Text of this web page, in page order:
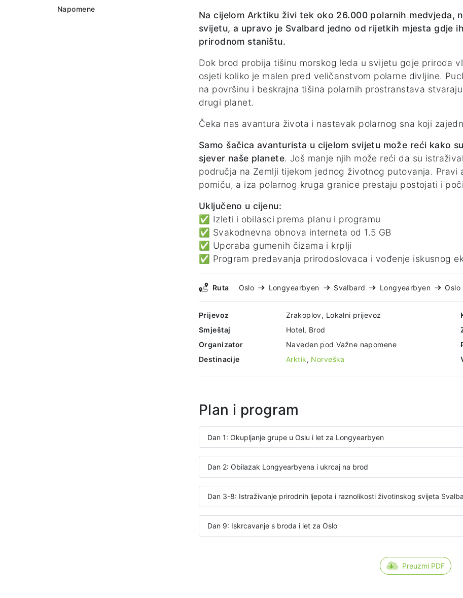
Napomene
Na cijelom Arktiku živi tek oko 26.000 polarnih medvjeda,
svijetu, a upravo je Svalbard jedno od rijetkih mjesta gdje
prirodnom staništu.
Dok brod probija tišinu morskog leda u svijetu gdje priroda
osjeti koliko je malen pred veličanstvom polarne divljine.
na površinu i beskrajna tišina polarnih prostranstava
drugi planet.
Čeka nas avantura života i nastavak polarnog sna koji
Samo šačica avanturista u cijelom svijetu može reći kako
sjever naše planete. Još manje njih može reći da su
područja na Zemlji tijekom jednog životnog putovanja.
pomiču, a iza polarnog kruga granice prestaju postojati i
Uključeno u cijenu:
✅ Izleti i obilasci prema planu i programu
✅ Svakodnevna obnova interneta od 1.5 GB
✅ Uporaba gumenih čizama i krplji
✅ Program predavanja prirodoslovaca i vođenje iskusnog
Ruta Oslo Longyearbyen Svalbard Longyearbyen Oslo
Prijevoz
Zrakoplov, Lokalni prijevoz
Smještaj
Hotel, Brod
Organizator
Naveden pod Važne napomene
Destinacije
Arktik, Norveška
Plan i program
Dan 1: Okupljanje grupe u Oslu i let za Longyearbyen
Dan 2: Obilazak Longyearbyena i ukrcaj na brod
Dan 3-8: Istraživanje prirodnih ljepota i raznolikosti životinskog svijeta
Dan 9: Iskrcavanje s broda i let za Oslo
Preuzmi PDF